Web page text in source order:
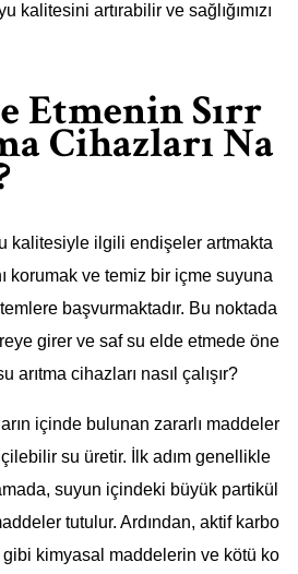
kalitesini artırabilir ve sağlığımızı
Etmenin Sırr
Cihazları Na
kalitesiyle ilgili endişeler artmakta
korumak ve temiz bir içme suyuna
başvurmaktadır. Bu noktada
girer ve saf su elde etmede öne
arıtma cihazları nasıl çalışır?
içinde bulunan zararlı maddeler
su üretir. İlk adım genellikle
suyun içindeki büyük partikül
tutulur. Ardından, aktif karbo
gibi kimyasal maddelerin ve kötü ko